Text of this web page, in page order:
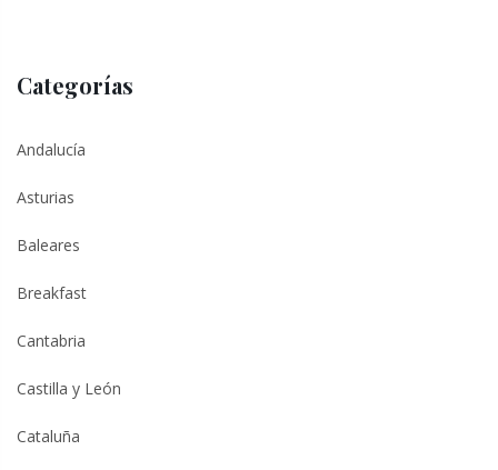
Categorías
Andalucía
Asturias
Baleares
Breakfast
Cantabria
Castilla y León
Cataluña